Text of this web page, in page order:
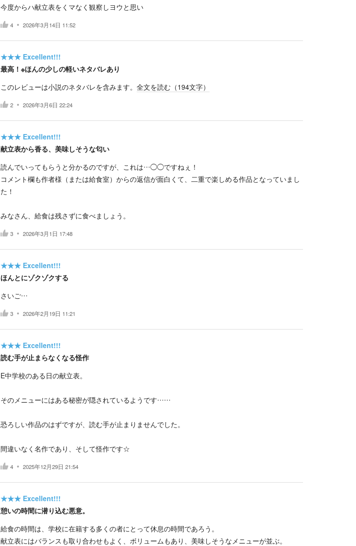
今度からハ献立表をくマなく観察しヨウと思い
4 2026年3月14日 11:52
★★★ Excellent!!!
最高！※ほんの少しの軽いネタバレあり
このレビューは小説のネタバレを含みます。 全文を読む（194文字）
2 2026年3月6日 22:24
★★★ Excellent!!!
献立表から香る、美味しそうな匂い
読んでいってもらうと分かるのですが、これは…◯◯ですねぇ！
コメント欄も作者様（または給食室）からの返信が面白くて、二重で楽しめる作品となっていまし
た！
みなさん、給食は残さずに食べましょう。
3 2026年3月1日 17:48
★★★ Excellent!!!
ほんとにゾクゾクする
さいご…
3 2026年2月19日 11:21
★★★ Excellent!!!
読む手が止まらなくなる怪作
E中学校のある日の献立表。
そのメニューにはある秘密が隠されているようです……
恐ろしい作品のはずですが、読む手が止まりませんでした。
間違いなく名作であり、そして怪作です☆
4 2025年12月29日 21:54
★★★ Excellent!!!
憩いの時間に潜り込む悪意。
給食の時間は、学校に在籍する多くの者にとって休息の時間であろう。
献立表にはバランスも取り合わせもよく、ボリュームもあり、美味しそうなメニューが並ぶ。